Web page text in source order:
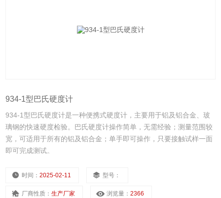
934-1型巴氏硬度计
934-1型巴氏硬度计是一种便携式硬度计，主要用于铝及铝合金、玻
璃钢的快速硬度检验。巴氏硬度计操作简单，无需经验；测量范围较
宽，可适用于所有的铝及铝合金；单手即可操作，只要接触试样一面
即可完成测试。
时间：2025-02-11 型号：
厂商性质：生产厂家 浏览量：2366